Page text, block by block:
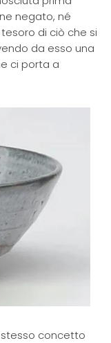
negato, né
di ciò che si
da esso una
ci porta a
stesso concetto